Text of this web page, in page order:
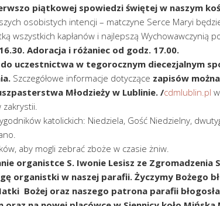
piątkowej spowiedzi świętej w naszym
osobistych intencji – matczyne Serce Maryi
wszystkich kapłanów i najlepszą Wychowawczynią
Adoracja i różaniec od godz. 17.00.
uczestnictwa w tegorocznym diecezjalnym
Szczegółowe informacje dotyczące zapisów
Młodzieży w Lublinie. /cdmlublin.pl
katolickich: Niedziela, Gość Niedzielny,
aby mogli zebrać zboże w czasie żniw.
organistce S. Iwonie Lesisz ze
organistki w naszej parafii. Życzymy Bożego
Bożej oraz naszego patrona parafii